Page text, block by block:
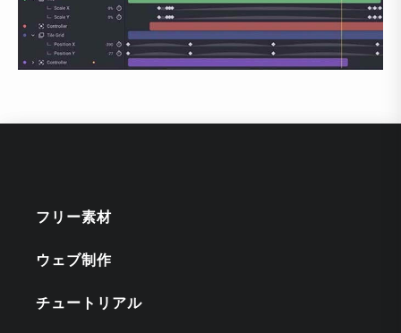
フリー素材
ウェブ制作
チュートリアル